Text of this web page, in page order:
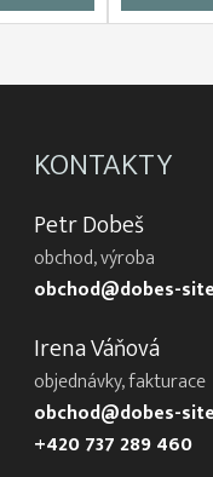
KONTAKTY
Petr Dobeš
obchod, výroba
obchod@dobes-
Irena Váňová
objednávky, fakturace
obchod@dobes-
+420 737 289 460